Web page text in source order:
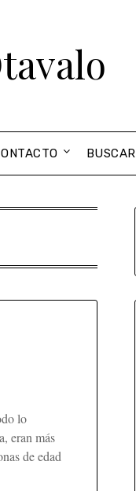
BUSCAR
lo
eran más
de edad